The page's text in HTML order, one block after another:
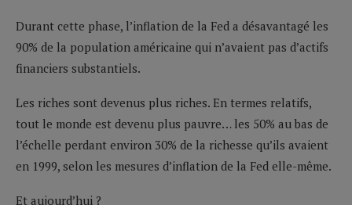
Durant cette phase, l’inflation de la Fed a désavantagé les
90% de la population américaine qui n’avaient pas d’actifs
financiers substantiels.
Les riches sont devenus plus riches. En termes relatifs,
tout le monde est devenu plus pauvre… les 50% au bas de
l’échelle perdant environ 30% de la richesse qu’ils avaient
en 1999, selon les mesures d’inflation de la Fed elle-même.
Et aujourd’hui ?